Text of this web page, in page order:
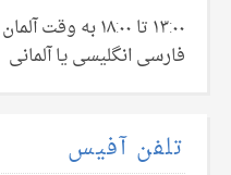
۱۳:۰۰ تا ۱۸:۰۰
فارسی انگلیسی یا آلمانی
تلفن آفیس